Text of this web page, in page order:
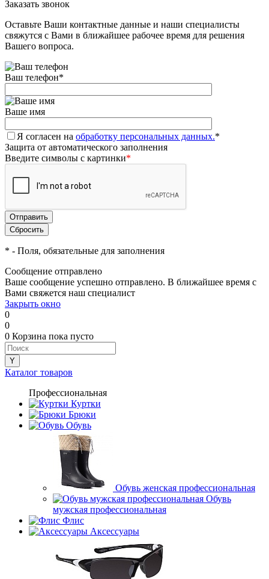
Заказать звонок
Оставьте Ваши контактные данные и наши специалисты
свяжутся с Вами в ближайшее рабочее время для решения
Вашего вопроса.
Ваш телефон*
Ваше имя
Я согласен на обработку персональных данных.*
Защита от автоматического заполнения
Введите символы с картинки*
* - Поля, обязательные для заполнения
Сообщение отправлено
Ваше сообщение успешно отправлено. В ближайшее время с
Вами свяжется наш специалист
Закрыть окно
0
0
0 Корзина пока пусто
Каталог товаров
Профессиональная
Куртки
Брюки
Обувь
Обувь женская профессиональная
Обувь
мужская профессиональная
Флис
Аксессуары